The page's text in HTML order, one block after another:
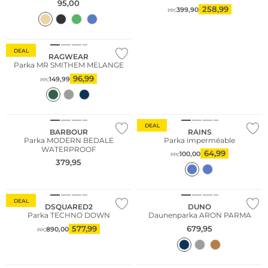
95,00
PPC399,90 258,99
DEAL
RAGWEAR
Parka MR SMITHEM MELANGE
PPC149,99 96,99
BARBOUR
Parka MODERN BEDALE
WATERPROOF
379,95
DEAL
RAINS
Parka imperméable
PPC100,00 64,99
DEAL
DSQUARED2
Parka TECHNO DOWN
PPC890,00 577,99
DUNO
Daunenparka ARON PARMA
679,95
Grandes tailles